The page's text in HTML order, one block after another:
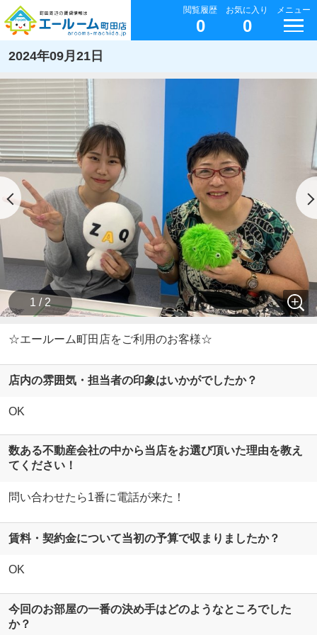
閲覧履歴
0
お気に入り
0
メニュー
2024年09月21日
1 / 2
☆エールーム町田店をご利用のお客様☆
店内の雰囲気・担当者の印象はいかがでしたか？
OK
数ある不動産会社の中から当店をお選び頂いた理由を教え
てください！
問い合わせたら1番に電話が来た！
賃料・契約金について当初の予算で収まりましたか？
OK
今回のお部屋の一番の決め手はどのようなところでした
か？